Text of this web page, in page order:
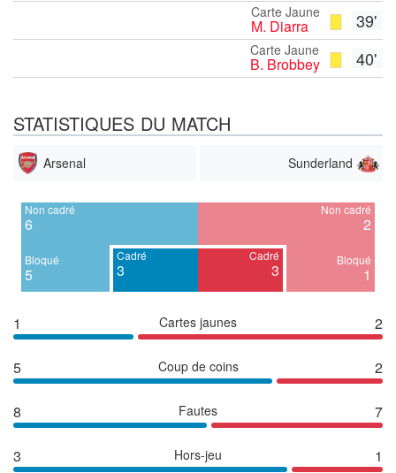
39'
Carte Jaune
M. Diarra
40'
Carte Jaune
B. Brobbey
STATISTIQUES DU MATCH
Arsenal Sunderland
Non cadré
6
Bloqué
5
Cadré
3
Cadré
3
Non cadré
2
Bloqué
1
1 Cartes jaunes 2
5 Coup de coins 2
8 Fautes 7
3 Hors-jeu 1